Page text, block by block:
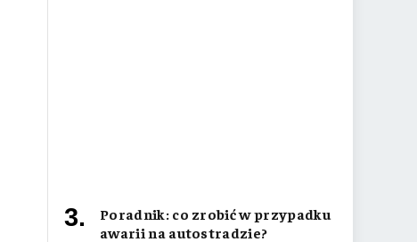
Poradnik: co zrobić w przypadku
awarii na autostradzie?